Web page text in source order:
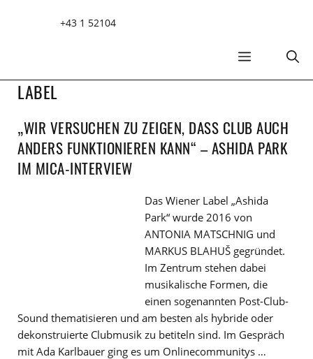
+43 1 52104
MENÜ
LABEL
„WIR VERSUCHEN ZU ZEIGEN, DASS CLUB AUCH
ANDERS FUNKTIONIEREN KANN“ – ASHIDA PARK
IM MICA-INTERVIEW
Das Wiener Label „Ashida
Park“ wurde 2016 von
ANTONIA MATSCHNIG und
MARKUS BLAHUŠ gegründet.
Im Zentrum stehen dabei
musikalische Formen, die
einen sogenannten Post-Club-
Sound thematisieren und am besten als hybride oder
dekonstruierte Clubmusik zu betiteln sind. Im Gespräch
mit Ada Karlbauer ging es um Onlinecommunitys …